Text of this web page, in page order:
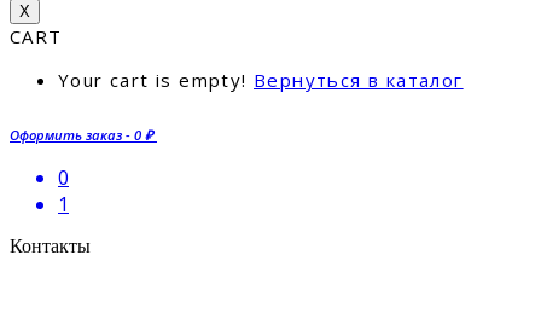
X
CART
Your cart is empty! Вернуться в каталог
Оформить заказ - 0 ₽
0
1
Контакты